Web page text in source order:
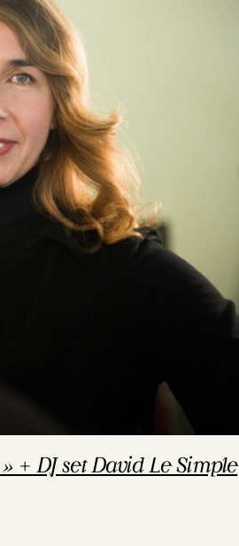
+ DJ set David Le Simple